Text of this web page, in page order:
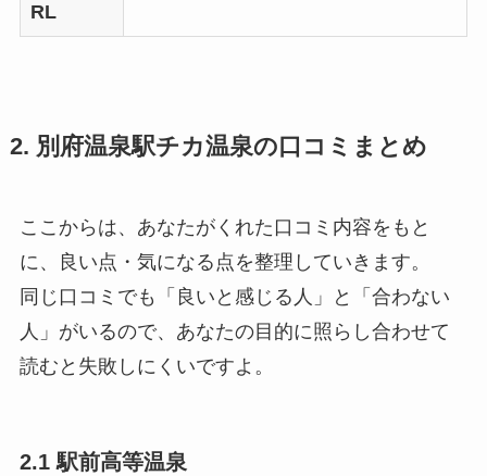
RL
2. 別府温泉駅チカ温泉の口コミまとめ
ここからは、あなたがくれた口コミ内容をもと
に、良い点・気になる点を整理していきます。
同じ口コミでも「良いと感じる人」と「合わない
人」がいるので、あなたの目的に照らし合わせて
読むと失敗しにくいですよ。
2.1 駅前高等温泉